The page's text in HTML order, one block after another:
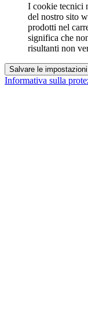
I cookie tecnici
del nostro sito
prodotti nel
significa che
risultanti non
Salvare le impostazioni
Informativa sulla